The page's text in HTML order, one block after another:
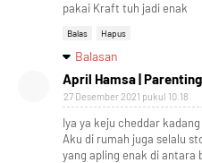
pakai Kraft tuh jadi enak
Balas Hapus
Balasan
April Hamsa |
27 Desember 2021 pukul 10.18
Iya ya keju cheddar
Aku di rumah juga selalu
yang apling enak di antara